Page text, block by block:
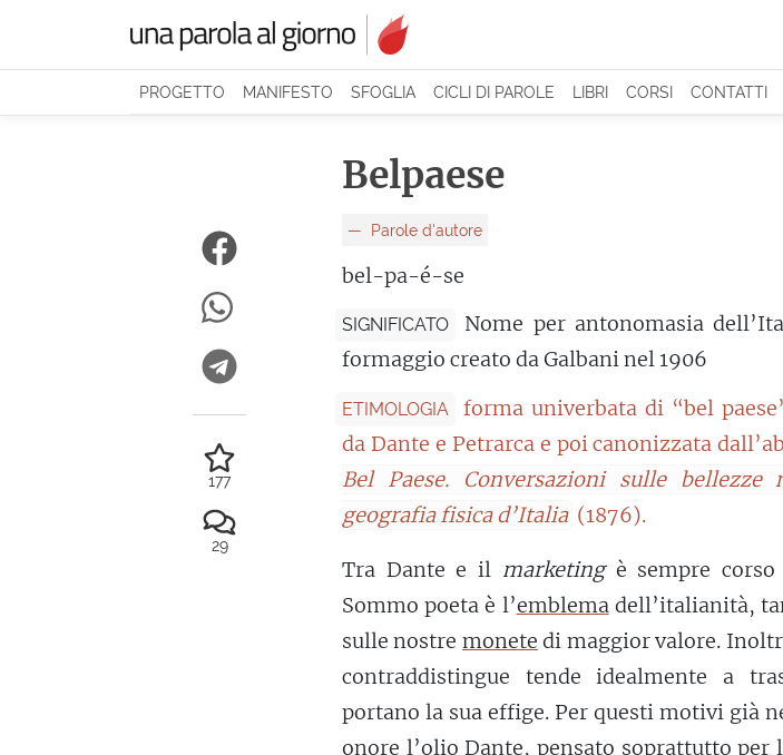
PROGETTO MANIFESTO SFOGLIA CICLI DI PAROLE LIBRI CORSI CONTATTI
Belpaese
Parole d'autore
bel-pa-é-se
SIGNIFICATO
Nome per antonomasia
formaggio creato da Galbani nel 1906
ETIMOLOGIA
forma univerbata di “bel
da Dante e Petrarca e poi canonizzata
Bel Paese. Conversazioni sulle
geografia fisica d’Italia (1876).
Tra Dante e il marketingè sempre corso
Sommo poeta è l’emblemadell’italianità,
sulle nostre monete di maggior valore.
contraddistingue tende idealmente a
portano la sua effige. Per questi motivi già
onore l’olio Dante, pensato soprattutto per
177
29